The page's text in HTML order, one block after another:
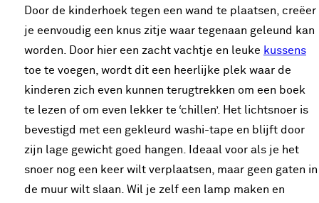
Door de kinderhoek tegen een wand te plaatsen, creëer
je eenvoudig een knus zitje waar tegenaan geleund kan
worden. Door hier een zacht vachtje en leuke kussens
toe te voegen, wordt dit een heerlijke plek waar de
kinderen zich even kunnen terugtrekken om een boek
te lezen of om even lekker te ‘chillen’. Het lichtsnoer is
bevestigd met een gekleurd washi-tape en blijft door
zijn lage gewicht goed hangen. Ideaal voor als je het
snoer nog een keer wilt verplaatsen, maar geen gaten in
de muur wilt slaan. Wil je zelf een lamp maken en